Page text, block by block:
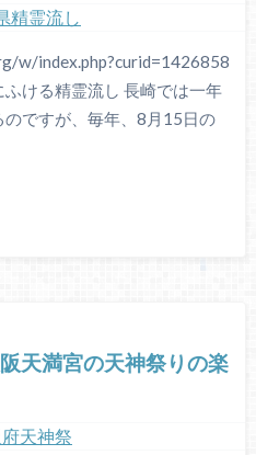
w/index.php?curid=1426858
ける精霊流し 長崎では一年
ですが、毎年、8月15日の
天満宮の天神祭りの楽